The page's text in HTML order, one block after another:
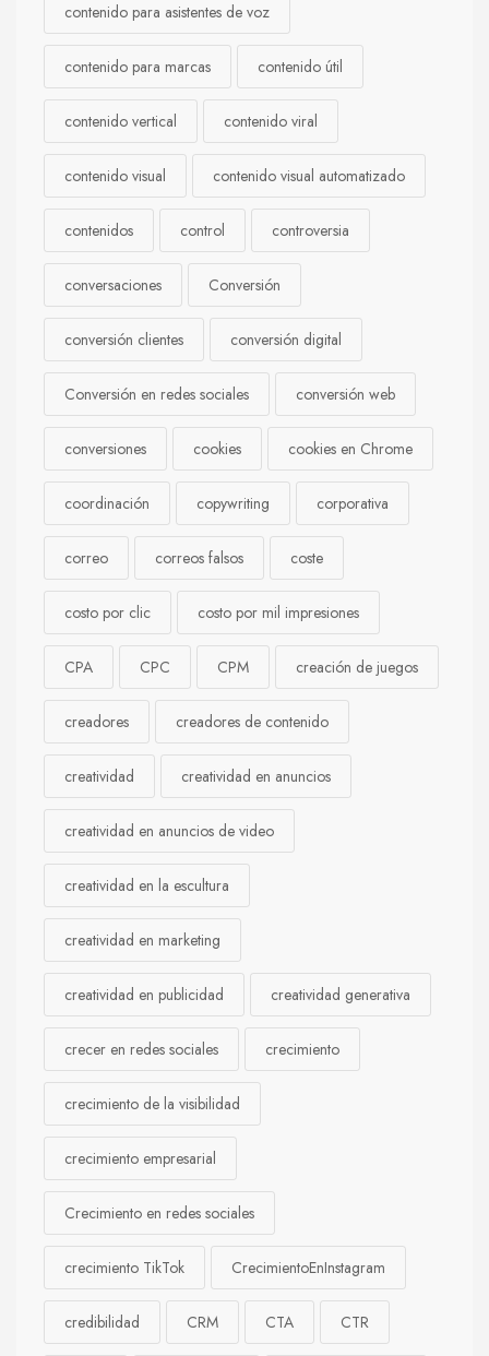
contenido para asistentes de voz
contenido para marcas contenido útil
contenido vertical contenido viral
contenido visual contenido visual automatizado
contenidos control controversia
conversaciones Conversión
conversión clientes conversión digital
Conversión en redes sociales conversión web
conversiones cookies cookies en Chrome
coordinación copywriting corporativa
correo correos falsos coste
costo por clic costo por mil impresiones
CPA CPC CPM creación de juegos
creadores creadores de contenido
creatividad creatividad en anuncios
creatividad en anuncios de video
creatividad en la escultura
creatividad en marketing
creatividad en publicidad creatividad generativa
crecer en redes sociales crecimiento
crecimiento de la visibilidad
crecimiento empresarial
Crecimiento en redes sociales
crecimiento TikTok CrecimientoEnInstagram
credibilidad CRM CTA CTR